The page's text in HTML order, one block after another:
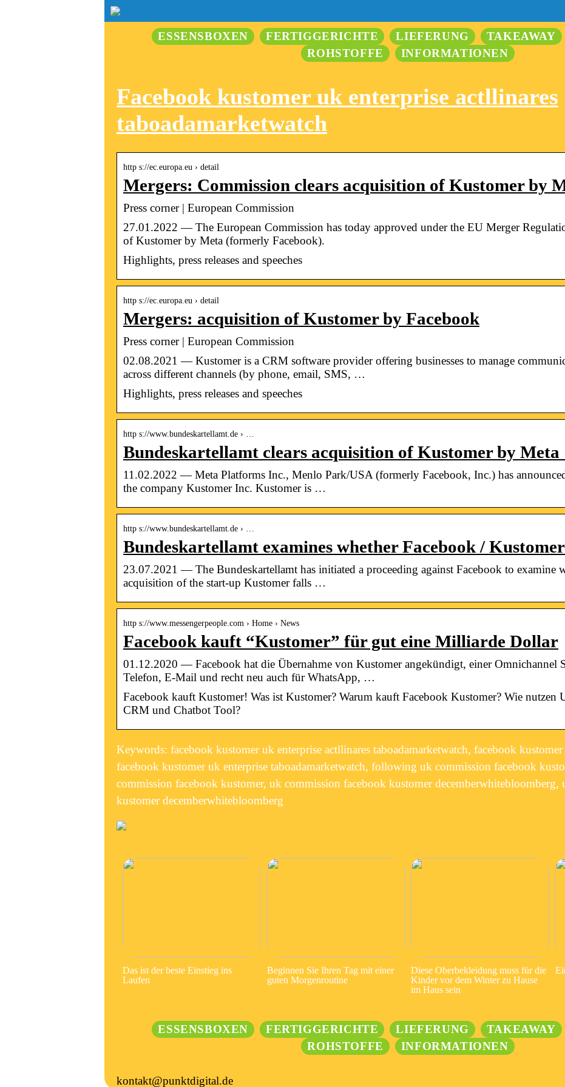
ESSENSBOXEN FERTIGGERICHTE LIEFERUNG TAKEAWAY
ROHSTOFFE
INFORMATIONEN
Facebook kustomer uk enterprise actllinares
taboadamarketwatch
http s://ec.europa.eu › detail
Mergers: Commission clears acquisition of Kustomer by
Press corner | European Commission
27.01.2022 — The European Commission has today approved under the EU Merger
of Kustomer by Meta (formerly Facebook).
Highlights, press releases and speeches
http s://ec.europa.eu › detail
Mergers: acquisition of Kustomer by Facebook
Press corner | European Commission
02.08.2021 — Kustomer is a CRM software provider offering businesses to manage
across different channels (by phone, email, SMS, …
Highlights, press releases and speeches
http s://www.bundeskartellamt.de › …
Bundeskartellamt clears acquisition of Kustomer by
11.02.2022 — Meta Platforms Inc., Menlo Park/USA (formerly Facebook, Inc.) has
the company Kustomer Inc. Kustomer is …
http s://www.bundeskartellamt.de › …
Bundeskartellamt examines whether Facebook /
23.07.2021 — The Bundeskartellamt has initiated a proceeding against Facebook to examine
acquisition of the start-up Kustomer falls …
http s://www.messengerpeople.com › Home › News
Facebook kauft “Kustomer” für gut eine Milliarde Dollar
01.12.2020 — Facebook hat die Übernahme von Kustomer angekündigt, einer Omnichannel
Telefon, E-Mail und recht neu auch für WhatsApp, …
Facebook kauft Kustomer! Was ist Kustomer? Warum kauft Facebook Kustomer? Wie nutzen
CRM und Chatbot Tool?
Keywords: facebook kustomer uk enterprise actllinares taboadamarketwatch, facebook kustomer
facebook kustomer uk enterprise taboadamarketwatch, following uk commission facebook
commission facebook kustomer, uk commission facebook kustomer decemberwhitebloomberg,
kustomer decemberwhitebloomberg
Das ist der beste Einstieg ins
Laufen
Beginnen Sie Ihren Tag mit einer
guten Morgenroutine
Diese Oberbekleidung muss für die
Kinder vor dem Winter zu Hause
im Haus sein
ESSENSBOXEN FERTIGGERICHTE LIEFERUNG TAKEAWAY
ROHSTOFFE
INFORMATIONEN
kontakt@punktdigital.de